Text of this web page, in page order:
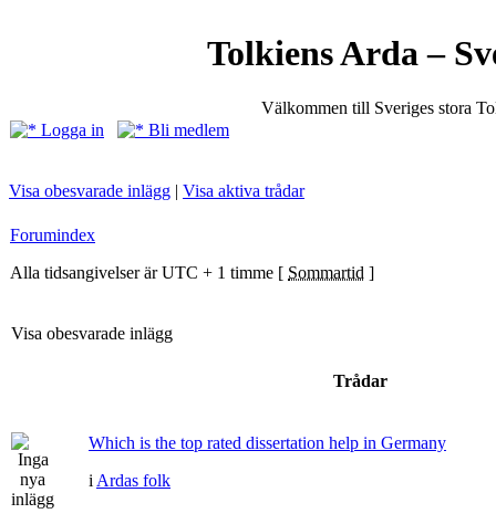
Tolkiens Arda –
Välkommen till Sveriges stora
Logga in
Bli medlem
Visa obesvarade inlägg | Visa aktiva trådar
Forumindex
Alla tidsangivelser är UTC + 1 timme [ Sommartid ]
Visa obesvarade inlägg
Trådar
Which is the top rated dissertation help in Germany
i Ardas folk